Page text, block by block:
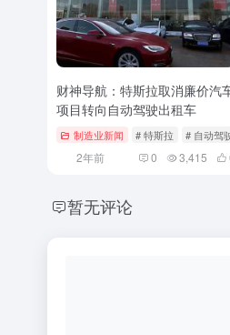
财神导航：特斯拉取消廉价汽
项目转向自动驾驶出租车
制造业新闻 # 特斯拉 # 自动驾
2年前 0 3,415
暂无评论